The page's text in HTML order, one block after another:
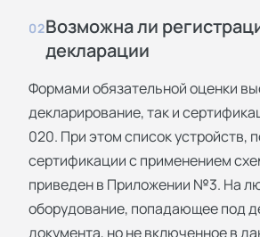
02Возможна ли
декларации
Формами обязательной оценки
декларирование, так и
020. При этом список устройств,
сертификации с применением
приведен в Приложении №3. На
оборудование, попадающее под
документа, но не включенное в